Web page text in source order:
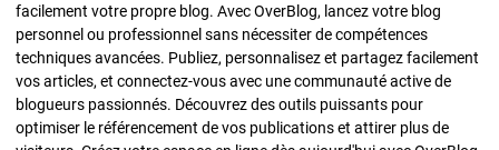
facilement votre propre blog. Avec OverBlog, lancez votre blog
personnel ou professionnel sans nécessiter de compétences
techniques avancées. Publiez, personnalisez et partagez facilement
vos articles, et connectez-vous avec une communauté active de
blogueurs passionnés. Découvrez des outils puissants pour
optimiser le référencement de vos publications et attirer plus de